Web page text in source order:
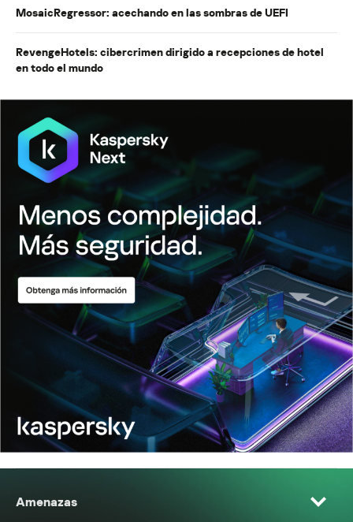
MosaicRegressor: acechando en las sombras de UEFI
RevengeHotels: cibercrimen dirigido a recepciones de hotel
en todo el mundo
Amenazas